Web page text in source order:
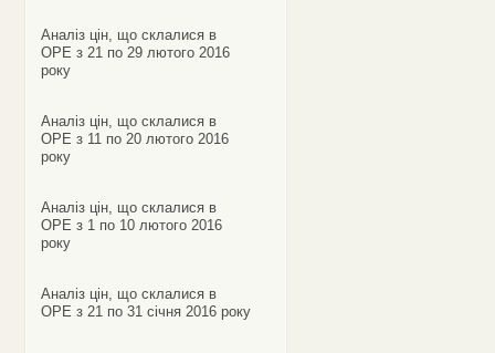
Аналіз цін, що склалися в
ОРЕ з 21 по 29 лютого 2016
року
Аналіз цін, що склалися в
ОРЕ з 11 по 20 лютого 2016
року
Аналіз цін, що склалися в
ОРЕ з 1 по 10 лютого 2016
року
Аналіз цін, що склалися в
ОРЕ з 21 по 31 січня 2016 року